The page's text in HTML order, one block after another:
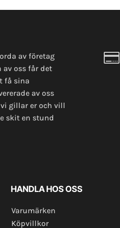
av företag
oss får det
få sina
av oss
gillar er och vill
skit en stund

HANDLA HOS OSS
Varumärken
Köpvillkor